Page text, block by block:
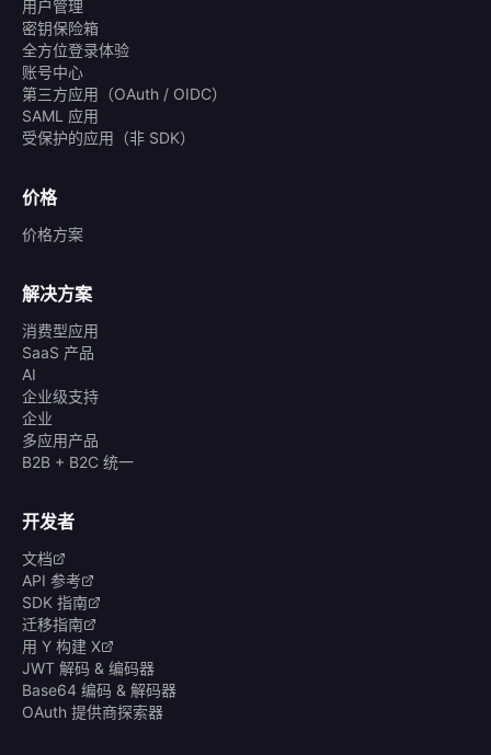
用户管理
密钥保险箱
全方位登录体验
账号中心
第三方应用（OAuth / OIDC）
SAML 应用
受保护的应用（非 SDK）
价格
价格方案
解决方案
消费型应用
SaaS 产品
AI
企业级支持
企业
多应用产品
B2B + B2C 统一
开发者
文档
API 参考
SDK 指南
迁移指南
用 Y 构建 X
JWT 解码 & 编码器
Base64 编码 & 解码器
OAuth 提供商探索器